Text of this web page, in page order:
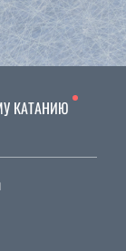
КАТАНИЮ